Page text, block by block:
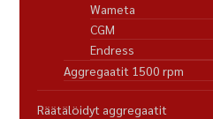
Wameta
CGM
Endress
Aggregaatit 1500 rpm
Räätälöidyt aggregaatit